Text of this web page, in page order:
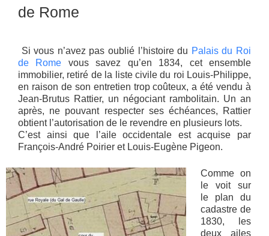
de Rome
Si vous n’avez pas oublié l’histoire du Palais du Roi
de Rome vous savez qu’en 1834, cet ensemble
immobilier, retiré de la liste civile du roi Louis-Philippe,
en raison de son entretien trop coûteux, a été vendu à
Jean-Brutus Rattier, un négociant rambolitain. Un an
après, ne pouvant respecter ses échéances, Rattier
obtient l’autorisation de le revendre en plusieurs lots.
C’est ainsi que l’aile occidentale est acquise par
François-André Poirier et Louis-Eugène Pigeon.
Comme on
le voit sur
le plan du
cadastre de
1830, les
deux ailes